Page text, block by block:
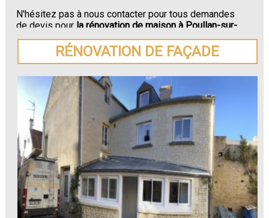
N'hésitez pas à nous contacter pour tous demandes
de devis pour la rénovation de maison à Poullan-sur-
Mer.
RÉNOVATION DE FAÇADE